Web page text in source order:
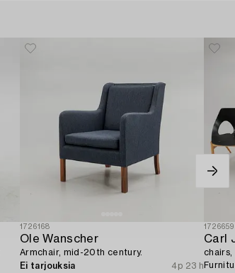
1726168
Ole Wanscher
Armchair, mid-20th century.
Ei tarjouksia
4p 23 h
1726659
Carl
chairs,